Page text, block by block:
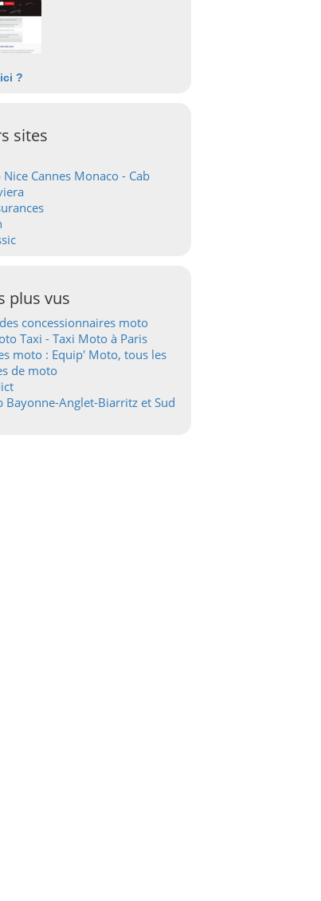
?
sites
Cannes Monaco - Cab
plus vus
concessionnaires moto
Taxi - Taxi Moto à Paris
moto : Equip' Moto, tous les
de moto
Bayonne-Anglet-Biarritz et Sud